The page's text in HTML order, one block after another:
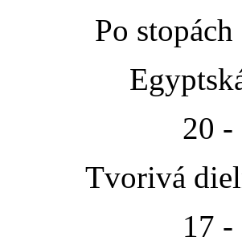
Po
20 -
Tvorivá
17 -